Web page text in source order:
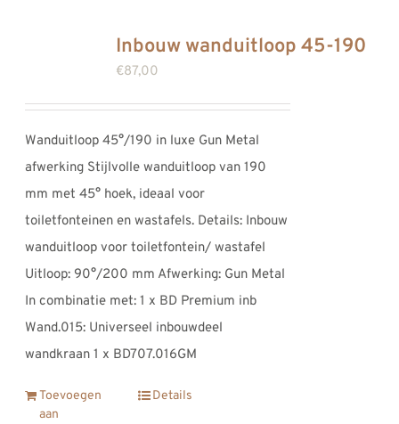
Inbouw wanduitloop 45-190
€87,00
Wanduitloop 45°/190 in luxe Gun Metal
afwerking Stijlvolle wanduitloop van 190
mm met 45° hoek, ideaal voor
toiletfonteinen en wastafels. Details: Inbouw
wanduitloop voor toiletfontein/ wastafel
Uitloop: 90°/200 mm Afwerking: Gun Metal
In combinatie met: 1 x BD Premium inb
Wand.015: Universeel inbouwdeel
wandkraan 1 x BD707.016GM
Toevoegen
aan
Details